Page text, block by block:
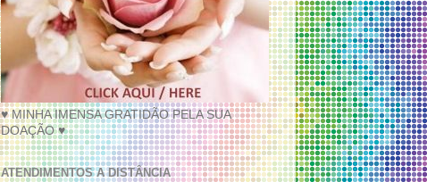
♥ MINHA IMENSA GRATIDÃO PELA SUA
DOAÇÃO ♥
ATENDIMENTOS A DISTÂNCIA